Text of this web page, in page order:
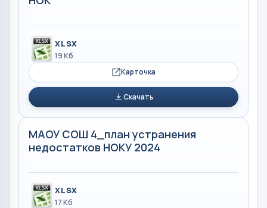
XLSX
19 Кб
Карточка
Скачать
МАОУ СОШ 4_план устранения
недостатков НОКУ 2024
XLSX
17 Кб